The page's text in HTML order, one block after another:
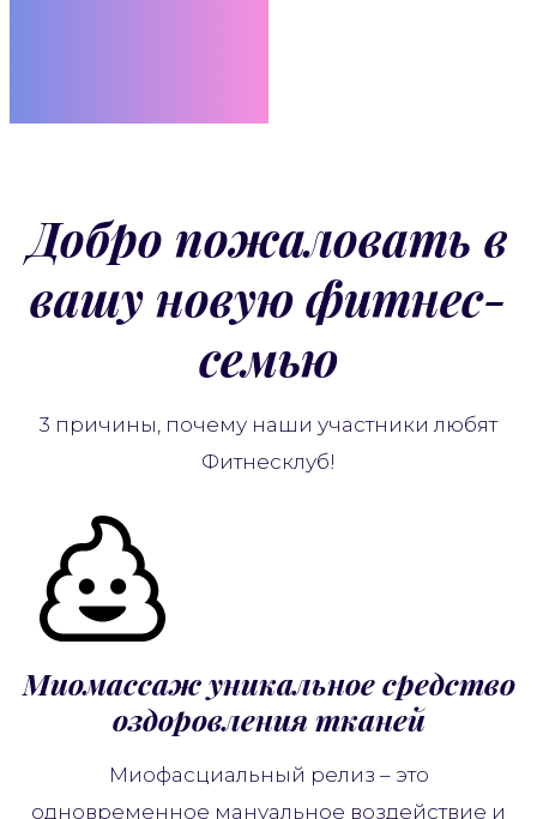
Добро пожаловать в
вашу новую фитнес-
семью
3 причины, почему наши участники любят
Фитнесклуб!
Миомассаж уникальное средство
оздоровления тканей
Миофасциальный релиз – это
одновременное мануальное воздействие и